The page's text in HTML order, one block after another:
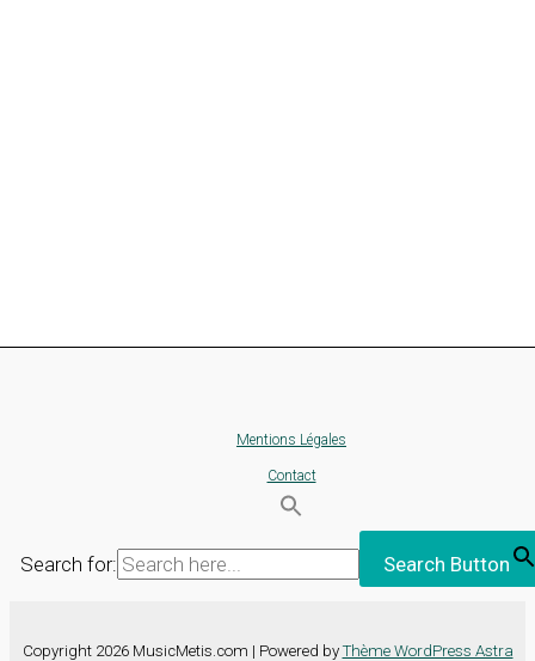
Mentions Légales
Contact
Search for: Search Button
Copyright 2026 MusicMetis.com | Powered by Thème WordPress Astra